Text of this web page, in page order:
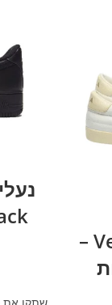
נעלי Veja Panenka –